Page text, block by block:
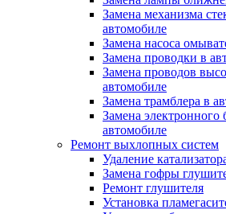
Замена механизма
автомобиле
Замена насоса
Замена проводки в
Замена проводов
автомобиле
Замена трамблера в
Замена электронного
автомобиле
Ремонт выхлопных систем
Удаление
Замена гофры
Ремонт глушителя
Установка